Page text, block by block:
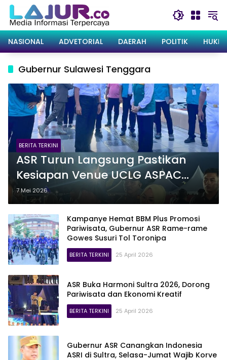
Langsung
konten
NASIONAL
ADVETORIAL DAERAH POLITIK
Gubernur Sulawesi Tenggara
BERITA TERKINI
ASR Turun Langsung Pastikan
Kesiapan Venue UCLG ASPAC
2026 di Kendari
7 Mei 2026
Kampanye Hemat BBM Plus Promosi
Pariwisata, Gubernur ASR Rame-rame
Gowes Susuri Tol Toronipa
BERITA TERKINI 25 April 2026
ASR Buka Harmoni Sultra 2026, Dorong
Pariwisata dan Ekonomi Kreatif
BERITA TERKINI 25 April 2026
Gubernur ASR Canangkan Indonesia
ASRI di Sultra, Selasa-Jumat Wajib Korve